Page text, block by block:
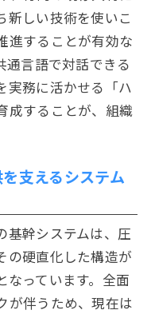
新しい技術を使いこ
進することが有効な
言語で対話できる
実務に活かせる「ハ
成することが、組織
支えるシステム
基幹システムは、圧
の硬直化した構造が
なっています。全面
が伴うため、現在は